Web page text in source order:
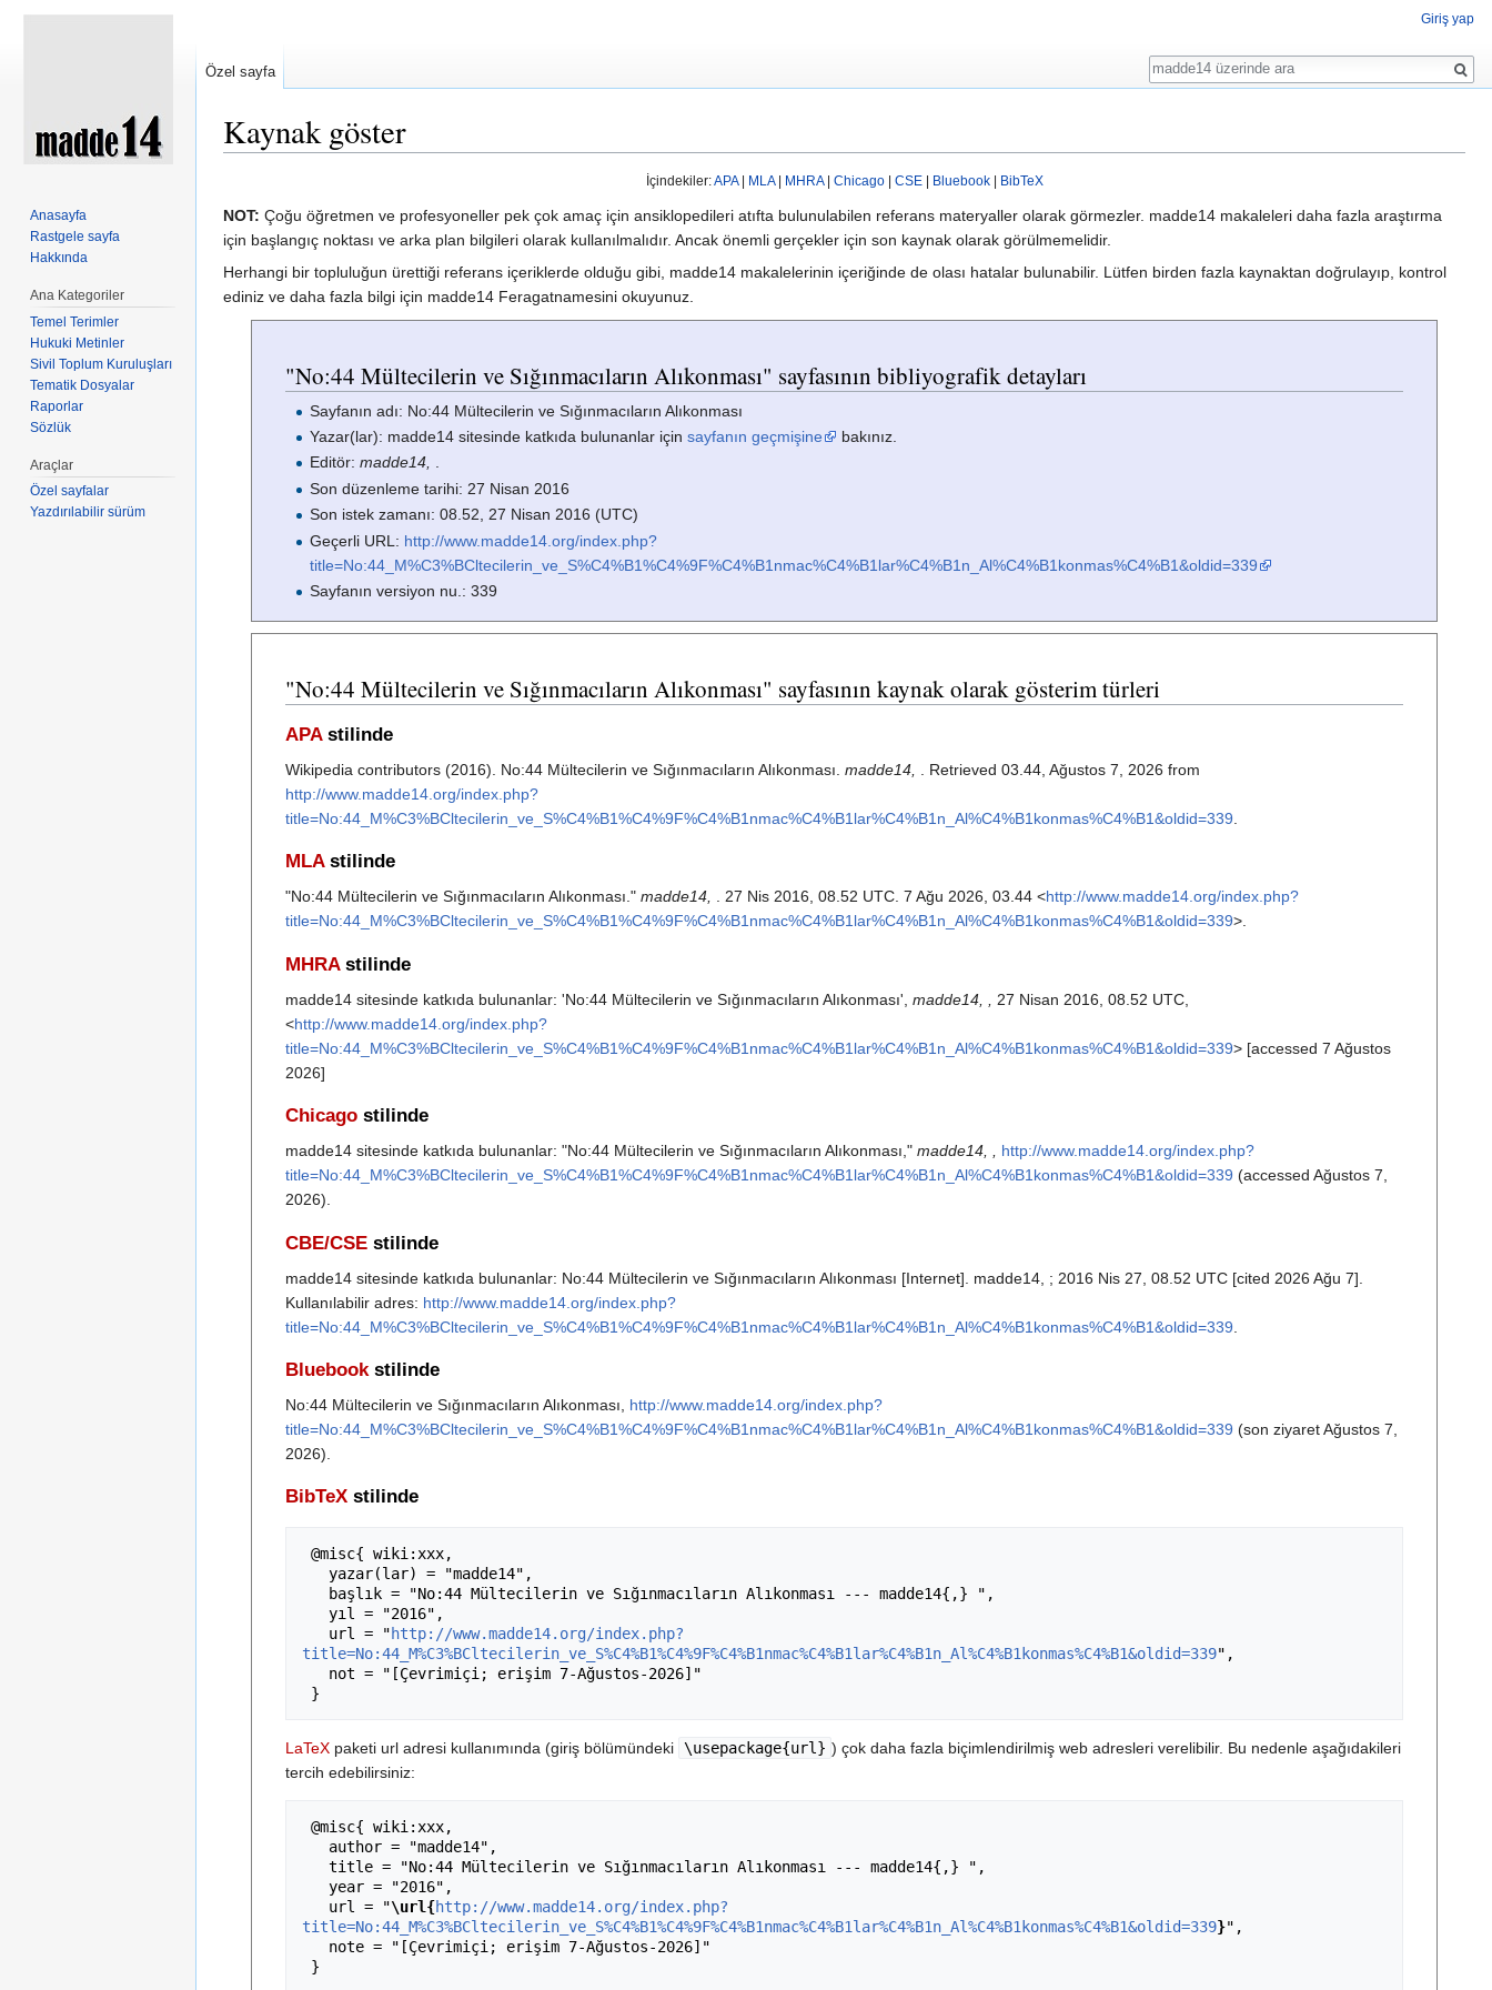
Kaynak göster
İçindekiler:APA| MLA| MHRA| Chicago| CSE| Bluebook| BibTeX
NOT: Çoğu öğretmen ve profesyoneller pek çok amaç için ansiklopedileri atıfta bulunulabilen referans materyaller olarak görmezler. madde14 makaleleri daha fazla araştırma
için başlangıç noktası ve arka plan bilgileri olarak kullanılmalıdır. Ancak önemli gerçekler için son kaynak olarak görülmemelidir.
Herhangi bir topluluğun ürettiği referans içeriklerde olduğu gibi, madde14 makalelerinin içeriğinde de olası hatalar bulunabilir. Lütfen birden fazla kaynaktan doğrulayıp, kontrol
ediniz ve daha fazla bilgi için madde14 Feragatnamesini okuyunuz.
"No:44 Mültecilerin ve Sığınmacıların Alıkonması" sayfasının bibliyografik detayları
Sayfanın adı: No:44 Mültecilerin ve Sığınmacıların Alıkonması
Yazar(lar): madde14 sitesinde katkıda bulunanlar içinsayfanın geçmişine
bakınız.
Editör:madde14, .
Son düzenleme tarihi: 27 Nisan 2016
Son istek zamanı: 08.52, 27 Nisan 2016 (UTC)
Geçerli URL: http://www.madde14.org/index.php?
title=No:44_M%C3%BCltecilerin_ve_S%C4%B1%C4%9F%C4%B1nmac%C4%B1lar%C4%B1n_Al%C4%B1konmas%C4%B1&oldid=339
Sayfanın versiyon nu.: 339
"No:44 Mültecilerin ve Sığınmacıların Alıkonması" sayfasının kaynak olarak gösterim türleri
APAstilinde
Wikipedia contributors (2016). No:44 Mültecilerin ve Sığınmacıların Alıkonması. madde14,
. Retrieved 03.44, Ağustos 7, 2026 from
http://www.madde14.org/index.php?
title=No:44_M%C3%BCltecilerin_ve_S%C4%B1%C4%9F%C4%B1nmac%C4%B1lar%C4%B1n_Al%C4%B1konmas%C4%B1&oldid=339
MLAstilinde
"No:44 Mültecilerin ve Sığınmacıların Alıkonması." madde14, . 27 Nis 2016, 08.52 UTC. 7 Ağu 2026, 03.44 <http://www.madde14.org/index.php?
title=No:44_M%C3%BCltecilerin_ve_S%C4%B1%C4%9F%C4%B1nmac%C4%B1lar%C4%B1n_Al%C4%B1konmas%C4%B1&oldid=339>.
MHRAstilinde
madde14 sitesinde katkıda bulunanlar: 'No:44 Mültecilerin ve Sığınmacıların Alıkonması', madde14, ,
27 Nisan 2016, 08.52 UTC,
<http://www.madde14.org/index.php?
title=No:44_M%C3%BCltecilerin_ve_S%C4%B1%C4%9F%C4%B1nmac%C4%B1lar%C4%B1n_Al%C4%B1konmas%C4%B1&oldid=339> [accessed 7 Ağustos
2026]
Chicagostilinde
madde14 sitesinde katkıda bulunanlar: "No:44 Mültecilerin ve Sığınmacıların Alıkonması," madde14, , http://www.madde14.org/index.php?
title=No:44_M%C3%BCltecilerin_ve_S%C4%B1%C4%9F%C4%B1nmac%C4%B1lar%C4%B1n_Al%C4%B1konmas%C4%B1&oldid=339 (accessed Ağustos 7,
2026).
CBE/CSEstilinde
madde14 sitesinde katkıda bulunanlar: No:44 Mültecilerin ve Sığınmacıların Alıkonması [Internet]. madde14, ; 2016 Nis 27, 08.52 UTC [cited 2026 Ağu 7].
Kullanılabilir adres: http://www.madde14.org/index.php?
title=No:44_M%C3%BCltecilerin_ve_S%C4%B1%C4%9F%C4%B1nmac%C4%B1lar%C4%B1n_Al%C4%B1konmas%C4%B1&oldid=339
Bluebookstilinde
No:44 Mültecilerin ve Sığınmacıların Alıkonması, http://www.madde14.org/index.php?
title=No:44_M%C3%BCltecilerin_ve_S%C4%B1%C4%9F%C4%B1nmac%C4%B1lar%C4%B1n_Al%C4%B1konmas%C4%B1&oldid=339 (son ziyaret Ağustos 7,
2026).
BibTeXstilinde
   url = "
http://www.madde14.org/index.php?
title=No:44_M%C3%BCltecilerin_ve_S%C4%B1%C4%9F%C4%B1nmac%C4%B1lar%C4%B1n_Al%C4%B1konmas%C4%B1&oldid=339",
LaTeXpaketi url adresi kullanımında (giriş bölümündeki \usepackage{url} ) çok daha fazla biçimlendirilmiş web adresleri verelibilir. Bu nedenle aşağıdakileri
tercih edebilirsiniz:
   url = "
\url{http://www.madde14.org/index.php?
title=No:44_M%C3%BCltecilerin_ve_S%C4%B1%C4%9F%C4%B1nmac%C4%B1lar%C4%B1n_Al%C4%B1konmas%C4%B1&oldid=339}",
Giriş yap
Özel sayfa
Ara
Anasayfa
Rastgele sayfa
Hakkında
Ana Kategoriler
Temel Terimler
Hukuki Metinler
Sivil Toplum Kuruluşları
Tematik Dosyalar
Raporlar
Sözlük
Araçlar
Özel sayfalar
Yazdırılabilir sürüm